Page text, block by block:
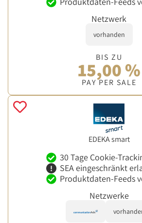
Netzwerk
vorhanden
BIS ZU
15,00 %
PAY PER SALE
EDEKA smart
30 Tage Cookie-
SEA eingeschränkt
Produktdaten-Feeds
Netzwerke